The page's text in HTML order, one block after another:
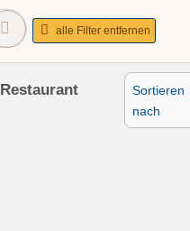
alle Filter entfernen
Sortieren
nach